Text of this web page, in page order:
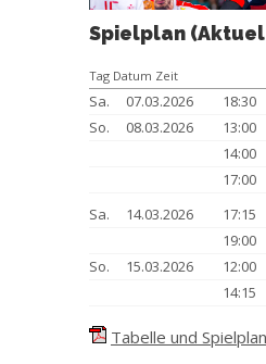
Spielplan
Tag Datum Zeit
Sa. 07.03.2026
18:30
So.
08.03.2026
13:00
14:00
17:00
Sa.
14.03.2026
17:15
19:00
So.
15.03.2026
12:00
14:15
Tabelle und